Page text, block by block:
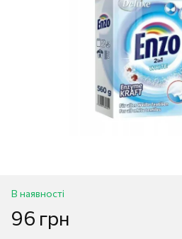
В наявності
96 грн